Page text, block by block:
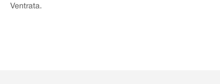
Ventrata.